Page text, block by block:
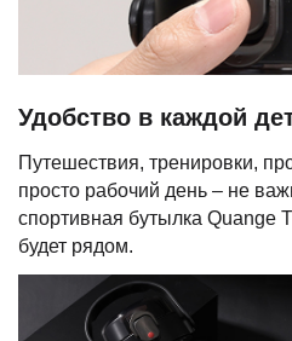
Удобство в каждой
Путешествия, тренировки,
просто рабочий день – не
спортивная бутылка Quange
будет рядом.